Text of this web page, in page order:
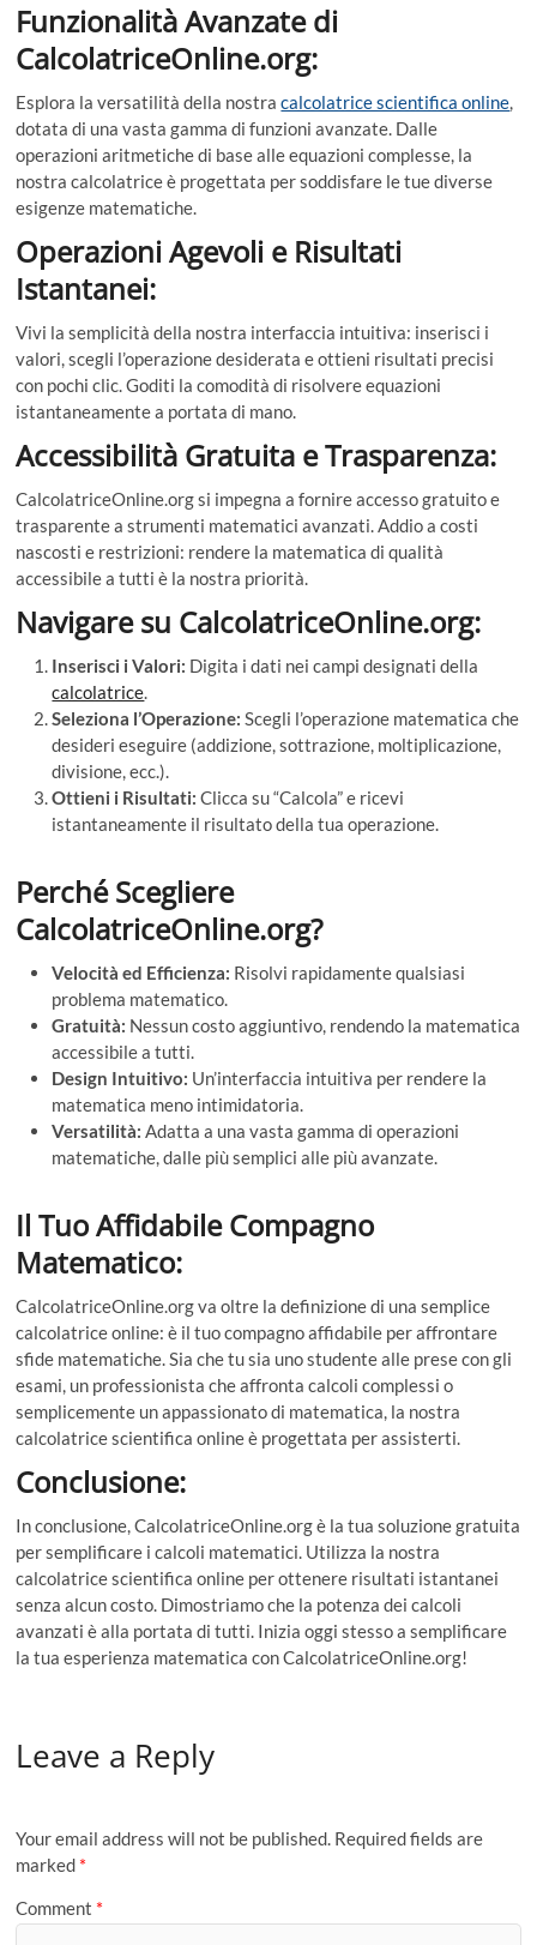
Funzionalità Avanzate di
CalcolatriceOnline.org:
Esplora la versatilità della nostracalcolatrice scientifica online,
dotata di una vasta gamma di funzioni avanzate. Dalle
operazioni aritmetiche di base alle equazioni complesse, la
nostra calcolatrice è progettata per soddisfare le tue diverse
esigenze matematiche.
Operazioni Agevoli e Risultati
Istantanei:
Vivi la semplicità della nostra interfaccia intuitiva: inserisci i
valori, scegli l’operazione desiderata e ottieni risultati precisi
con pochi clic. Goditi la comodità di risolvere equazioni
istantaneamente a portata di mano.
Accessibilità Gratuita e Trasparenza:
CalcolatriceOnline.org si impegna a fornire accesso gratuito e
trasparente a strumenti matematici avanzati. Addio a costi
nascosti e restrizioni: rendere la matematica di qualità
accessibile a tutti è la nostra priorità.
Navigare su CalcolatriceOnline.org:
Inserisci i Valori: Digita i dati nei campi designati della
calcolatrice.
Seleziona l’Operazione: Scegli l’operazione matematica che
desideri eseguire (addizione, sottrazione, moltiplicazione,
divisione, ecc.).
Ottieni i Risultati: Clicca su “Calcola” e ricevi
istantaneamente il risultato della tua operazione.
Perché Scegliere
CalcolatriceOnline.org?
Velocità ed Efficienza: Risolvi rapidamente qualsiasi
problema matematico.
Gratuità: Nessun costo aggiuntivo, rendendo la matematica
accessibile a tutti.
Design Intuitivo: Un’interfaccia intuitiva per rendere la
matematica meno intimidatoria.
Versatilità: Adatta a una vasta gamma di operazioni
matematiche, dalle più semplici alle più avanzate.
Il Tuo Affidabile Compagno
Matematico:
CalcolatriceOnline.org va oltre la definizione di una semplice
calcolatrice online: è il tuo compagno affidabile per affrontare
sfide matematiche. Sia che tu sia uno studente alle prese con gli
esami, un professionista che affronta calcoli complessi o
semplicemente un appassionato di matematica, la nostra
calcolatrice scientifica online è progettata per assisterti.
Conclusione:
In conclusione, CalcolatriceOnline.org è la tua soluzione gratuita
per semplificare i calcoli matematici. Utilizza la nostra
calcolatrice scientifica online per ottenere risultati istantanei
senza alcun costo. Dimostriamo che la potenza dei calcoli
avanzati è alla portata di tutti. Inizia oggi stesso a semplificare
la tua esperienza matematica con CalcolatriceOnline.org!
Leave a Reply
Your email address will not be published. Required fields are
marked *
Comment *